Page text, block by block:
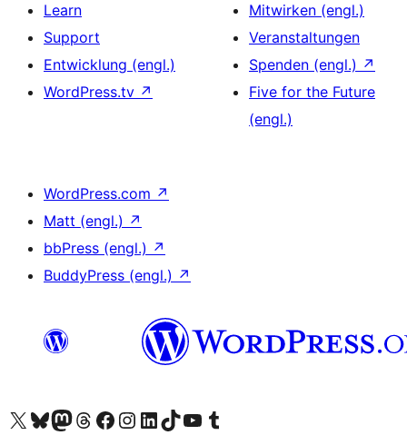
Learn
Support
Entwicklung (engl.)
WordPress.tv ↗
Mitwirken (engl.)
Veranstaltungen
Spenden (engl.) ↗
Five for the Future
(engl.)
WordPress.com ↗
Matt (engl.) ↗
bbPress (engl.) ↗
BuddyPress (engl.) ↗
Unser X-Konto (früher Twitter) besuchen
Unser Bluesky-Konto besuchen
Unser Mastodon-Konto besuchen
Unser Threads-Konto besuchen
Unsere Facebook-Seite besuchen
Unser Instagram-Konto besuchen
Unser LinkedIn-Konto besuchen
Unser TikTok-Konto besuchen
Unseren YouTube-Kanal besuchen
Unser Tumblr-Konto besuchen